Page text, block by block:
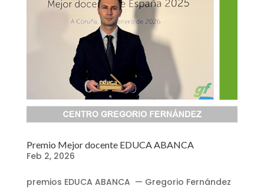
Premio Mejor docente EDUCA ABANCA
Feb 2, 2026
premios EDUCA ABANCA — Gregorio Fernández